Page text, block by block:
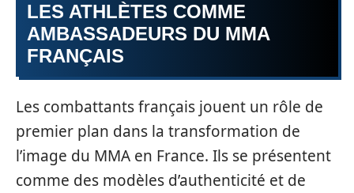
LES ATHLÈTES COMME
AMBASSADEURS DU MMA
FRANÇAIS
Les combattants français jouent un rôle de
premier plan dans la transformation de
l’image du MMA en France. Ils se présentent
comme des modèles d’authenticité et de